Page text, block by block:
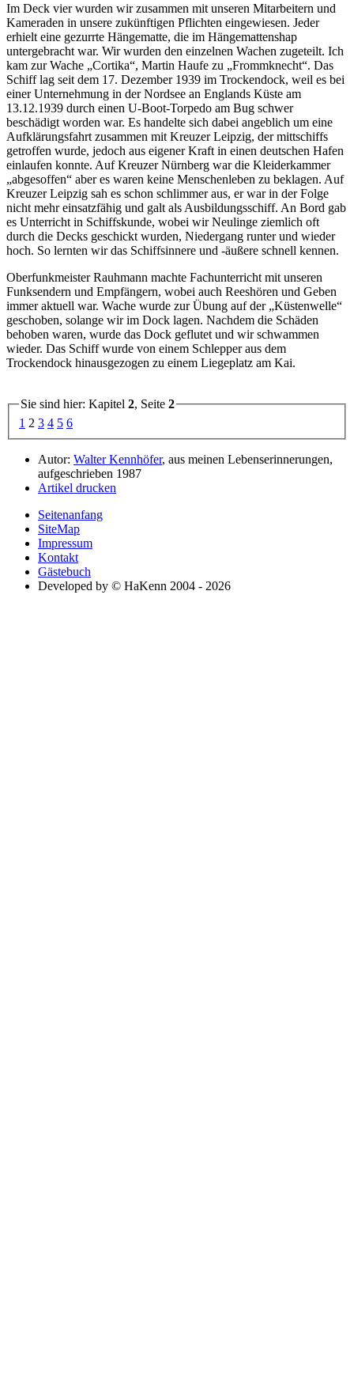
Im Deck vier wurden wir zusammen mit unseren Mitarbeitern und
Kameraden in unsere zukünftigen Pflichten eingewiesen. Jeder
erhielt eine gezurrte Hängematte, die im Hängemattenshap
untergebracht war. Wir wurden den einzelnen Wachen zugeteilt. Ich
kam zur Wache
Cortika , Martin Haufe zu Frommknecht . Das
Schiff lag seit dem 17. Dezember 1939 im Trockendock, weil es bei
einer Unternehmung in der Nordsee an Englands Küste am
13.12.1939 durch einen U-Boot-Torpedo am Bug schwer
beschädigt worden war. Es handelte sich dabei angeblich um eine
Aufklärungsfahrt zusammen mit Kreuzer Leipzig, der mittschiffs
getroffen wurde, jedoch aus eigener Kraft in einen deutschen Hafen
einlaufen konnte. Auf Kreuzer Nürnberg war die Kleiderkammer
abgesoffen
aber es waren keine Menschenleben zu beklagen. Auf
Kreuzer Leipzig sah es schon schlimmer aus, er war in der Folge
nicht mehr einsatzfähig und galt als Ausbildungsschiff. An Bord gab
es Unterricht in Schiffskunde, wobei wir Neulinge ziemlich oft
durch die Decks geschickt wurden, Niedergang runter und wieder
hoch. So lernten wir das Schiffsinnere und -äußere schnell kennen.
Oberfunkmeister Rauhmann machte Fachunterricht mit unseren
Funksendern und Empfängern, wobei auch Reeshören und Geben
immer aktuell war. Wache wurde zur Übung auf der Küstenwelle
geschoben, solange wir im Dock lagen. Nachdem die Schäden
behoben waren, wurde das Dock geflutet und wir schwammen
wieder. Das Schiff wurde von einem Schlepper aus dem
Trockendock hinausgezogen zu einem Liegeplatz am Kai.
Sie sind hier: Kapitel 2, Seite 2
1 2 3 4 5 6
Autor: Walter Kennhöfer, aus meinen Lebenserinnerungen,
aufgeschrieben 1987
Artikel drucken
Seitenanfang
SiteMap
Impressum
Kontakt
Gästebuch
Developed by © HaKenn 2004 - 2026